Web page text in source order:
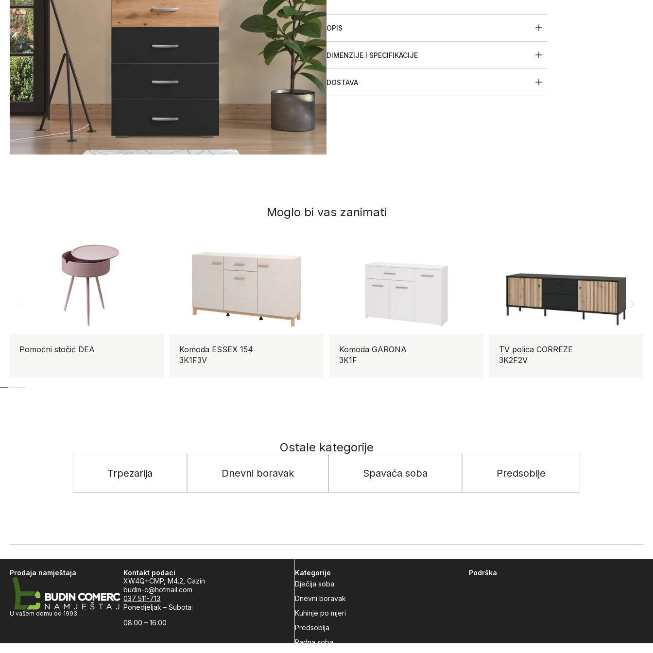
OPIS
DIMENZIJE I SPECIFIKACIJE
DOSTAVA
Moglo bi vas zanimati
Pomoćni stočić DEA
Komoda ESSEX 154
3K1F3V
Komoda GARONA
3K1F
TV polica CORREZE
3K2F2V
Ostale kategorije
Trpezarija Dnevni boravak Spavaća soba Predsoblje
Prodaja namještaja
U vašem domu od 1993.
Kontakt podaci
XW4Q+CMP, M4.2, Cazin
budin-c@hotmail.com
037 511-713
Ponedjeljak – Subota:
08:00 – 16:00
Kategorije
Dječija soba
Dnevni boravak
Kuhinje po mjeri
Predsoblja
Radna soba
Podrška